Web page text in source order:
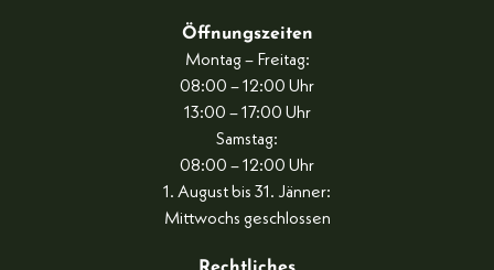
Öffnungszeiten
Montag – Freitag:
08:00 – 12:00 Uhr
13:00 – 17:00 Uhr
Samstag:
08:00 – 12:00 Uhr
1. August bis 31. Jänner:
Mittwochs geschlossen